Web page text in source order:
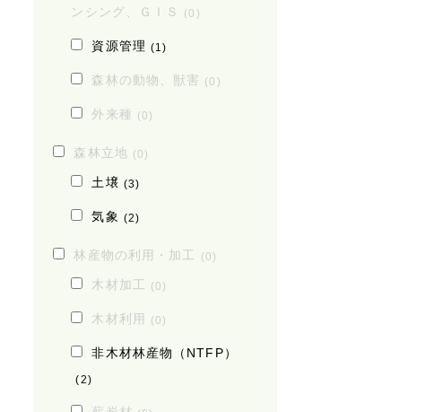
ンシング、ＧＩＳ
(0)
資源管理 (1)
森林の動物、獣害 (0)
外来種 (0)
森林立地 (0)
土壌 (3)
気象 (2)
林産物の利用・加工 (0)
木材加工 (0)
木材利用 (0)
非木材林産物（NTFP）
(2)